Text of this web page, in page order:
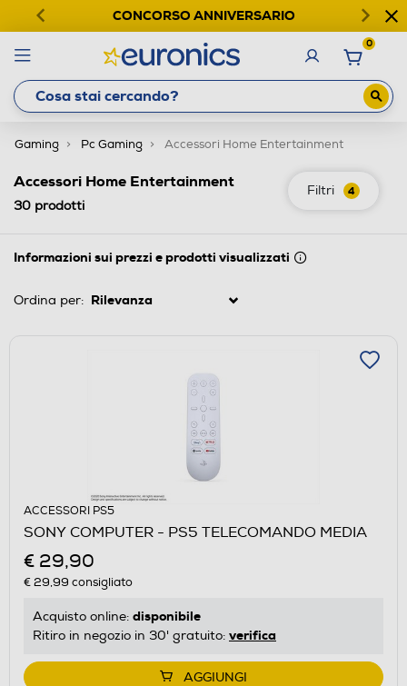
CONCORSO ANNIVERSARIO
0
Gaming Pc Gaming Accessori Home Entertainment
Filtri 4
Accessori Home Entertainment
30 prodotti
Informazioni sui prezzi e prodotti visualizzati
Ordina per:
ACCESSORI PS5
SONY COMPUTER - PS5 TELECOMANDO MEDIA
€ 29,90
€ 29,99 consigliato
Acquisto online: disponibile
Ritiro in negozio in 30' gratuito: verifica
AGGIUNGI